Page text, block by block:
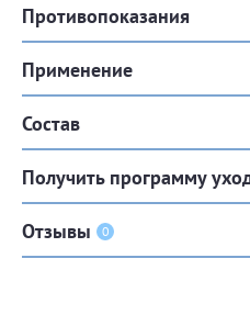
Противопоказания
Применение
Состав
Получить программу
Отзывы 0